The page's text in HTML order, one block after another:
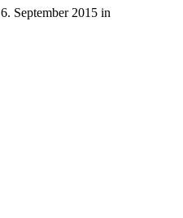
6. September 2015 in